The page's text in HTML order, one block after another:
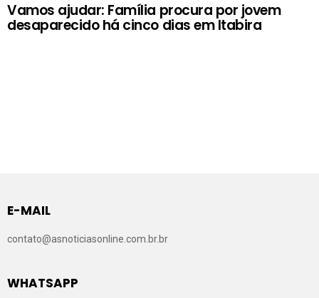
Vamos ajudar: Família procura por jovem
desaparecido há cinco dias em Itabira
E-MAIL
contato@asnoticiasonline.com.br.br
WHATSAPP